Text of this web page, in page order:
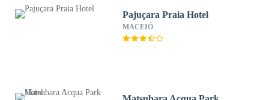
Pajuçara Praia Hotel
MACEIÓ